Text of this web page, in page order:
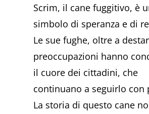
Scrim, il cane fuggitivo, è
simbolo di speranza e di
Le sue fughe, oltre a
preoccupazioni hanno
il cuore dei cittadini, che
continuano a seguirlo con
La storia di questo cane